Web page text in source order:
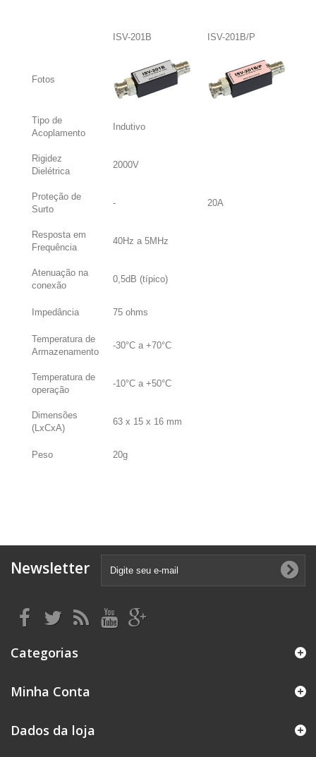
ISV-201B ISV-201B/P
Fotos
Tipo de
Acoplamento
Indutivo
Rigidez
Dielétrica
2000V
Proteção de
Surto
- 20A
Resposta em
Frequência
40Hz a 5MHz
Atenuação na
conexão
0,5dB (típico)
Impedância 75 ohms
Temperatura de
Armazenamento
-30°C a +70°C
Temperatura de
operação
-10°C a +50°C
Dimensões
(LxCxA)
63 x 15 x 16 mm
Peso 20g
Newsletter
Categorias
Minha Conta
Dados da loja